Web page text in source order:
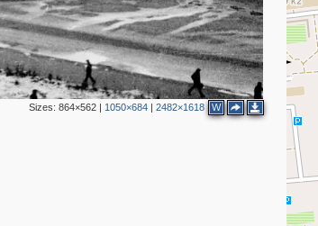
Sizes: 864×562| 1050×684| 2482×1618 W